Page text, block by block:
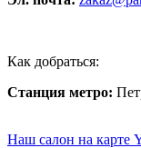
Как добраться:
Станция метро:
Наш салон на карте